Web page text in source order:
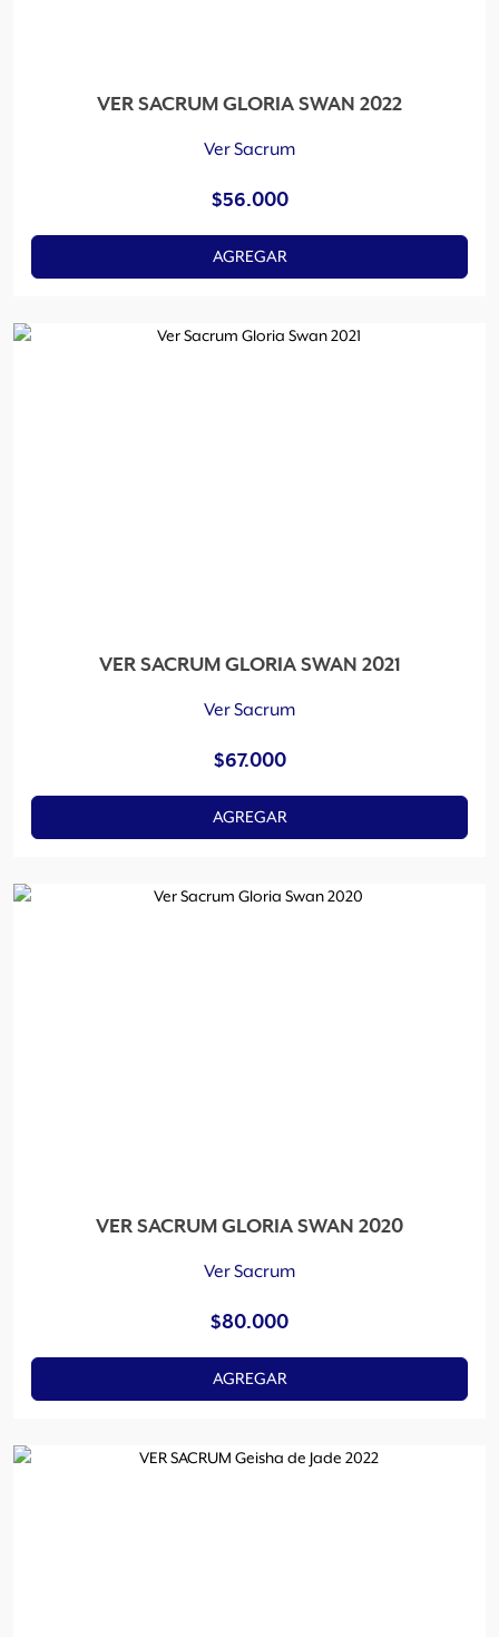
VER SACRUM GLORIA SWAN 2022
Ver Sacrum
$56.000
AGREGAR
VER SACRUM GLORIA SWAN 2021
Ver Sacrum
$67.000
AGREGAR
VER SACRUM GLORIA SWAN 2020
Ver Sacrum
$80.000
AGREGAR